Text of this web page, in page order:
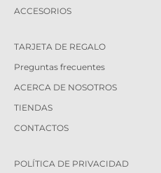
ACCESORIOS
TARJETA DE REGALO
Preguntas frecuentes
ACERCA DE NOSOTROS
TIENDAS
CONTACTOS
POLÍTICA DE PRIVACIDAD